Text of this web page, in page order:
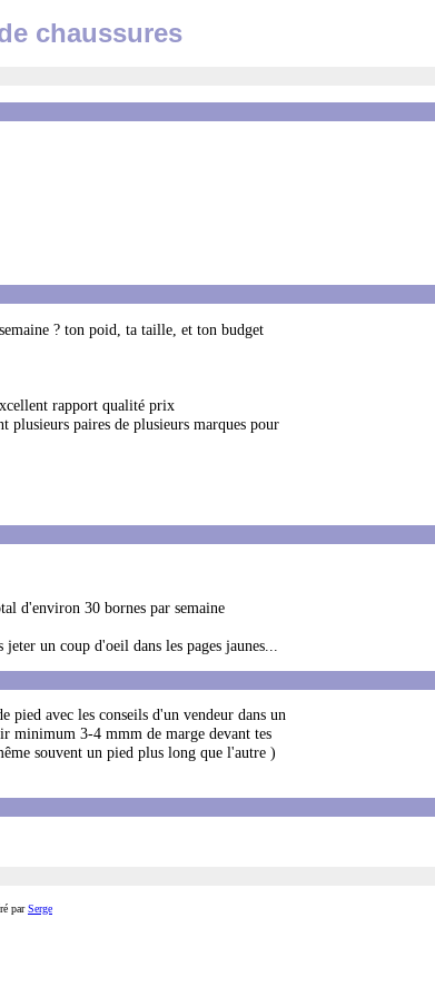
chaussures
? ton poid, ta taille, et ton budget
rapport qualité prix
plusieurs paires de plusieurs marques pour
d'environ 30 bornes par semaine
un coup d'oeil dans les pages jaunes...
avec les conseils d'un vendeur dans un
minimum 3-4 mmm de marge devant tes
souvent un pied plus long que l'autre )
parSerge